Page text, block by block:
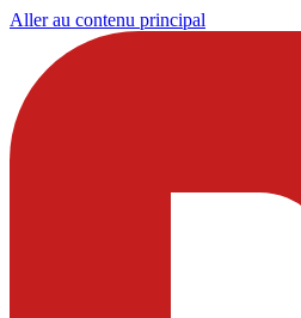
Aller au contenu principal